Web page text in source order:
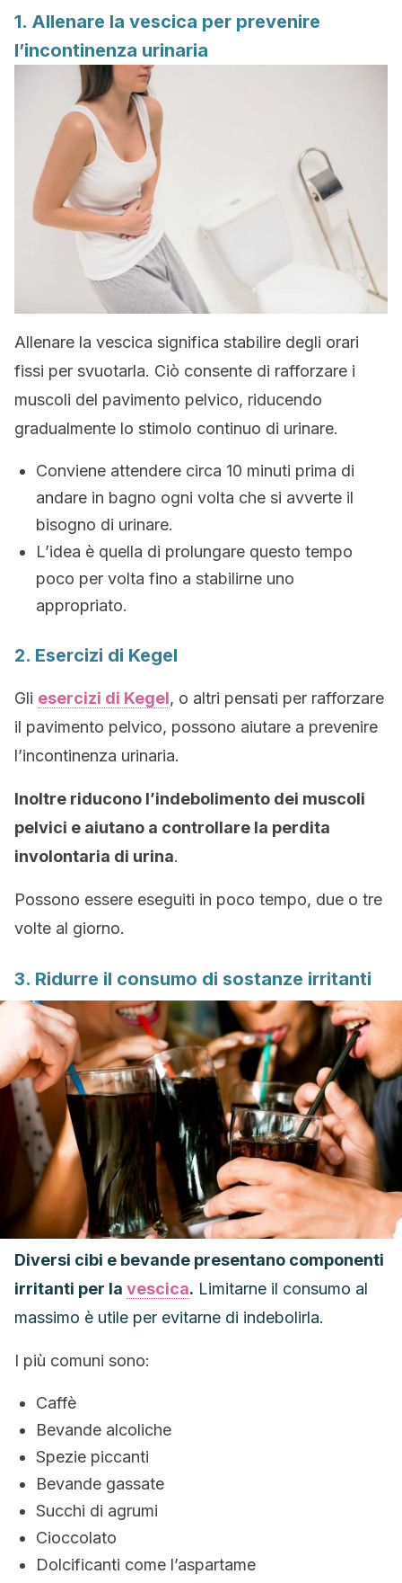
1. Allenare la vescica per prevenire
l’incontinenza urinaria
Allenare la vescica significa stabilire degli orari
fissi per svuotarla. Ciò consente di rafforzare i
muscoli del pavimento pelvico, riducendo
gradualmente lo stimolo continuo di urinare.
Conviene attendere circa 10 minuti prima di
andare in bagno ogni volta che si avverte il
bisogno di urinare.
L’idea è quella di prolungare questo tempo
poco per volta fino a stabilirne uno
appropriato.
2. Esercizi di Kegel
Gli esercizi di Kegel, o altri pensati per rafforzare
il pavimento pelvico, possono aiutare a prevenire
l’incontinenza urinaria.
Inoltre riducono l’indebolimento dei muscoli
pelvici e aiutano a controllare la perdita
involontaria di urina.
Possono essere eseguiti in poco tempo, due o tre
volte al giorno.
3. Ridurre il consumo di sostanze irritanti
Diversi cibi e bevande presentano componenti
irritanti per la vescica. Limitarne il consumo al
massimo è utile per evitarne di indebolirla.
I più comuni sono:
Caffè
Bevande alcoliche
Spezie piccanti
Bevande gassate
Succhi di agrumi
Cioccolato
Dolcificanti come l’aspartame